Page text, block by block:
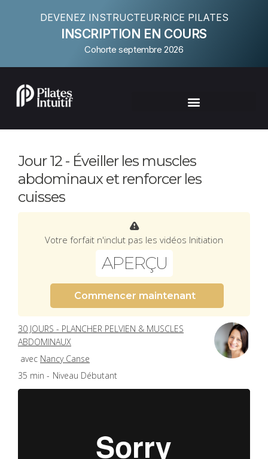
DEVENEZ INSTRUCTEUR·RICE PILATES
INSCRIPTION EN COURS
Cohorte septembre 2026
Jour 12 - Éveiller les muscles
abdominaux et renforcer les
cuisses
Votre forfait n'inclut pas les vidéos Initiation
APERÇU
Commencer maintenant
30 JOURS - PLANCHER PELVIEN & MUSCLES
ABDOMINAUX
avec Nancy Canse
35 min - Niveau Débutant